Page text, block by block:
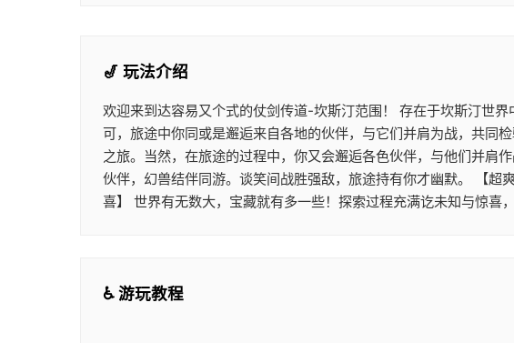
🎷 玩法介绍
欢迎来到达容易又个式的仗剑传道-坎斯汀范围！ 存在于坎斯汀世
可，旅途中你同或是邂逅来自各地的伙伴，与它们并肩为战，共同
之旅。当然，在旅途的过程中，你又会邂逅各色伙伴，与他们并肩
伙伴，幻兽结伴同游。谈笑间战胜强敌，旅途持有你才幽默。 【
喜】 世界有无数大，宝藏就有多一些！探索过程充满讫未知与惊
♿ 游玩教程